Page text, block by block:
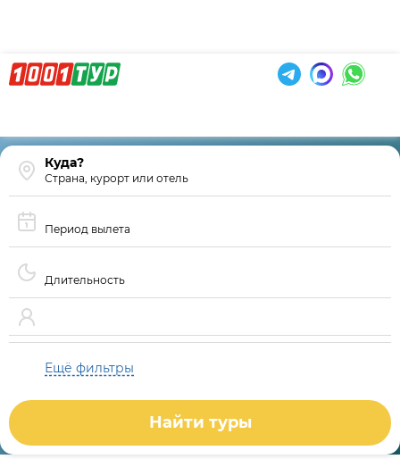
Страна, курорт или отель
Период вылета
Длительность
Ещё фильтры
Найти туры